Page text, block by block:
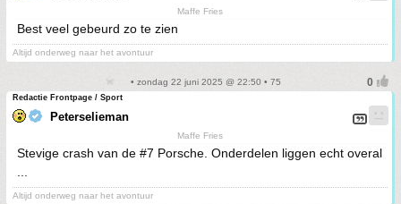
Maffe Fries
Best veel gebeurd zo te zien
Altijd onderweg naar het avontuur
• zondag 22 juni 2025 @ 22:50 • 75
Redactie Frontpage / Sport
Peterselieman
Maffe Fries
Stevige crash van de #7 Porsche. Onderdelen liggen echt overal
Altijd onderweg naar het avontuur